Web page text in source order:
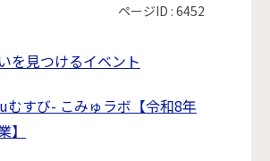
ページID :6452
を見つけるイベント
むすび- こみゅラボ【令和8年
】